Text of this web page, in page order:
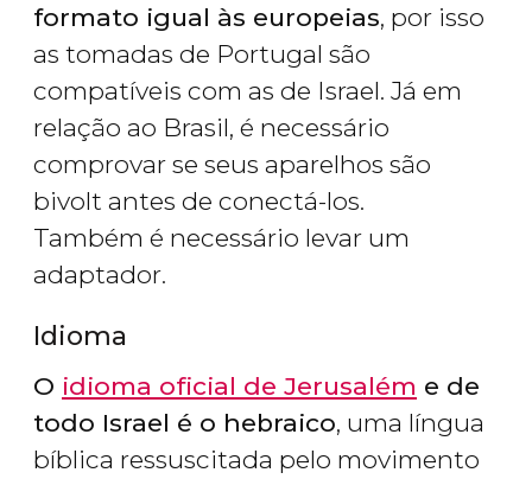
formato igual às europeias, por isso
as tomadas de Portugal são
compatíveis com as de Israel. Já em
relação ao Brasil, é necessário
comprovar se seus aparelhos são
bivolt antes de conectá-los.
Também é necessário levar um
adaptador.
Idioma
O idioma oficial de Jerusalém e de
todo Israel é o hebraico, uma língua
bíblica ressuscitada pelo movimento